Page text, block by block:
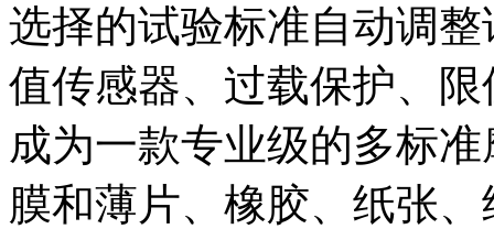
选择的试验标准自动调
值传感器、过载保护、
成为一款专业级的多标
膜和薄片、橡胶、纸张